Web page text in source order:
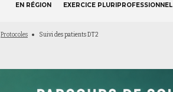
EN RÉGION EXERCICE PLURIPROFESSIONNEL
Protocoles Suivi des patients DT2